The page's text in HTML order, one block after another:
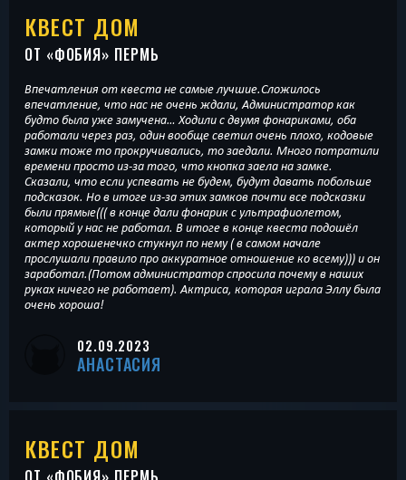
КВЕСТ ДОМ
ОТ «ФОБИЯ» ПЕРМЬ
Впечатления от квеста не самые лучшие.Сложилось
впечатление, что нас не очень ждали, Администратор как
будто была уже замучена… Ходили с двумя фонариками, оба
работали через раз, один вообще светил очень плохо, кодовые
замки тоже то прокручивались, то заедали. Много потратили
времени просто из-за того, что кнопка заела на замке.
Сказали, что если успевать не будем, будут давать побольше
подсказок. Но в итоге из-за этих замков почти все подсказки
были прямые((( в конце дали фонарик с ультрафиолетом,
который у нас не работал. В итоге в конце квеста подошёл
актер хорошенечко стукнул по нему ( в самом начале
прослушали правило про аккуратное отношение ко всему))) и он
заработал.(Потом администратор спросила почему в наших
руках ничего не работает). Актриса, которая играла Эллу была
очень хороша!
02.09.2023
АНАСТАСИЯ
КВЕСТ ДОМ